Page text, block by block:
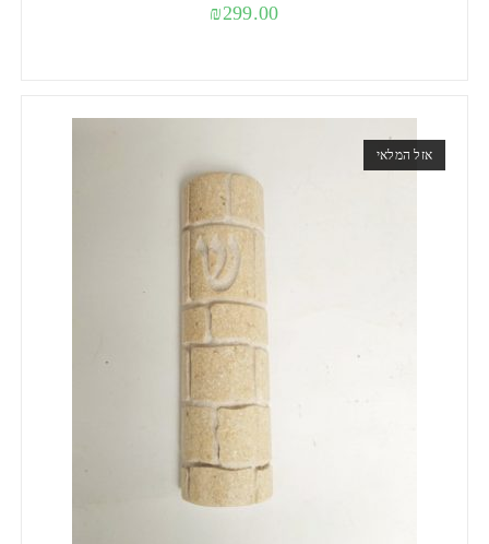
₪299.00
אזל המלאי